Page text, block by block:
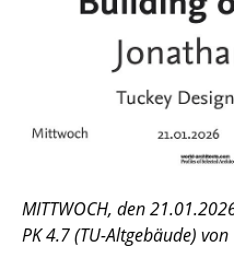
MITTWOCH, den
PK 4.7 (TU-Altgebäude) von